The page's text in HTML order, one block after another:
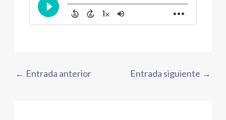
← Entrada anterior Entrada siguiente →